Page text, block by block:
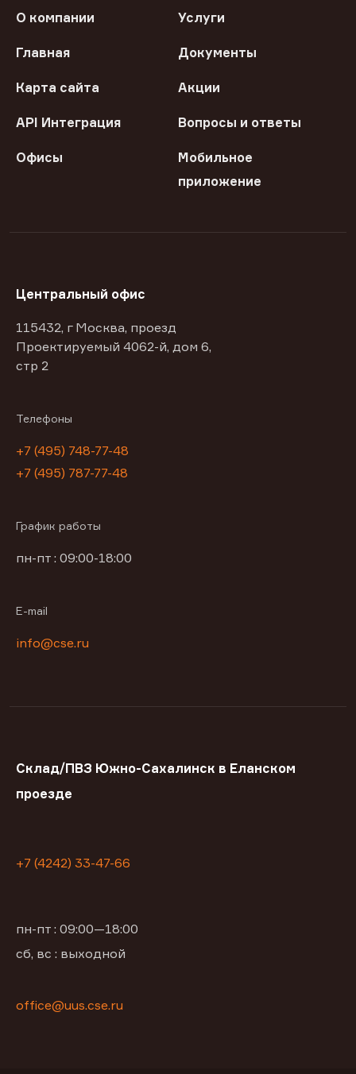
О компании Услуги
Главная Документы
Карта сайта Акции
API Интеграция Вопросы и ответы
Офисы
Мобильное
приложение
Центральный офис
115432, г Москва, проезд
Проектируемый 4062-й, дом 6,
стр 2
Телефоны
+7 (495) 748-77-48
+7 (495) 787-77-48
График работы
пн-пт : 09:00-18:00
E-mail
info@cse.ru
Склад/ПВЗ Южно-Сахалинск в Еланском
проезде
+7 (4242) 33-47-66
пн-пт : 09:00—18:00
сб, вс : выходной
office@uus.cse.ru